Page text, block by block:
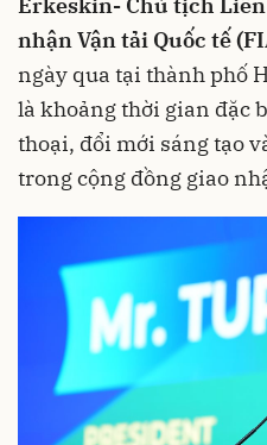
Erkeskin- Chủ tịch
nhận Vận tải Quốc tế
ngày qua tại thành phố
là khoảng thời gian đặc
thoại, đổi mới sáng tạo
trong cộng đồng giao